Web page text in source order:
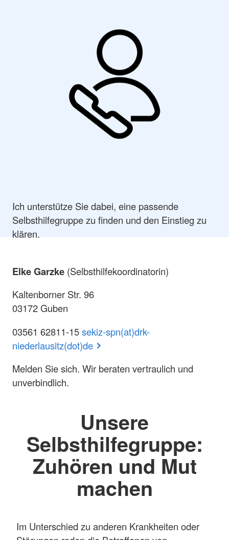
Ich unterstütze Sie dabei, eine passende
Selbsthilfegruppe zu finden und den Einstieg zu
klären.
Elke Garzke (Selbsthilfekoordinatorin)
Kaltenborner Str. 96
03172 Guben
03561 62811-15sekiz-spn(at)drk-
niederlausitz(dot)de
Melden Sie sich. Wir beraten vertraulich und
unverbindlich.
Unsere
Selbsthilfegruppe:
Zuhören und Mut
machen
Im Unterschied zu anderen Krankheiten oder